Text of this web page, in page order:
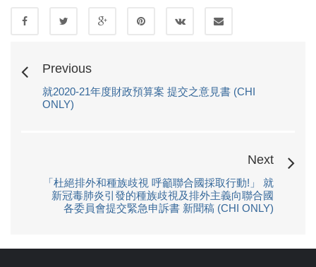
Previous
就2020-21年度財政預算案 提交之意見書 (CHI
ONLY)
Next
「杜絕排外和種族歧視 呼籲聯合國採取行動!」 就
新冠毒肺炎引發的種族歧視及排外主義向聯合國
各委員會提交緊急申訴書 新聞稿 (CHI ONLY)